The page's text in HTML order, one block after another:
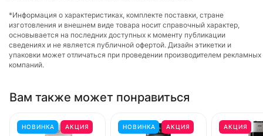
*Информация о характеристиках, комплекте поставки, стране
изготовления и внешнем виде товара носит справочный характер,
основывается на последних доступных к моменту публикации
сведениях и не является публичной офертой. Дизайн этикетки и
упаковки может отличаться при проведении производителем рекламных
компаний.
Вам также может понравиться
НОВИНКА АКЦИЯ НОВИНКА АКЦИЯ АКЦИЯ